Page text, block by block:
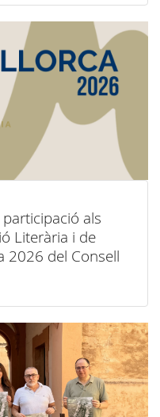
als
Literària i de
2026 del Consell